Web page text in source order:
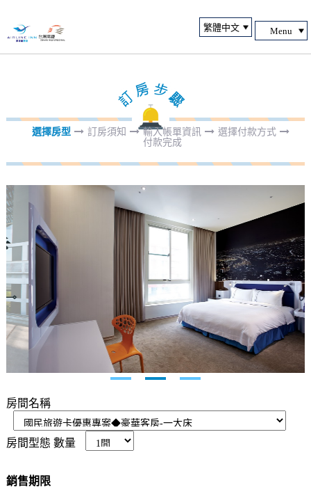
Menu
選擇房型 訂房須知 輸入帳單資訊
選擇付款方式
付款完成
房間名稱
房間型態 數量
銷售期限